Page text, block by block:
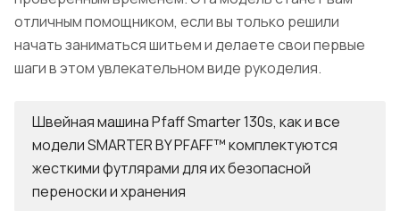
отличным помощником, если вы только решили
начать заниматься шитьем и делаете свои первые
шаги в этом увлекательном виде рукоделия.
Швейная машина Pfaff Smarter 130s, как и все
модели SMARTER BY PFAFF™ комплектуются
жесткими футлярами для их безопасной
переноски и хранения